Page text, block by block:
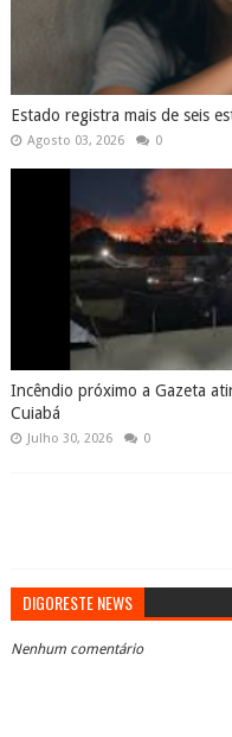
Estado registra mais de seis
Agosto 03, 2026 0
Incêndio próximo a Gazeta
Cuiabá
Julho 30, 2026 0
DIGORESTE NEWS
Nenhum comentário